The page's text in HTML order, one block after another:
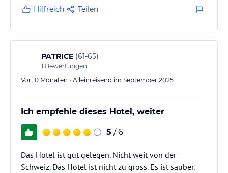
Hilfreich Teilen
PATRICE (61-65)
1 Bewertungen
Vor 10 Monaten • Alleinreisend im September 2025
Ich empfehle dieses Hotel, weiter
5 / 6
Das Hotel ist gut gelegen. Nicht weit von der
Schweiz. Das Hotel ist nicht zu gross. Es ist sauber.